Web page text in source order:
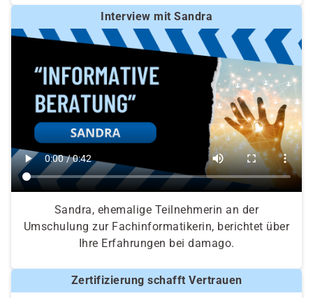
Interview mit Sandra
Sandra, ehemalige Teilnehmerin an der
Umschulung zur Fachinformatikerin, berichtet über
Ihre Erfahrungen bei damago.
Zertifizierung schafft Vertrauen